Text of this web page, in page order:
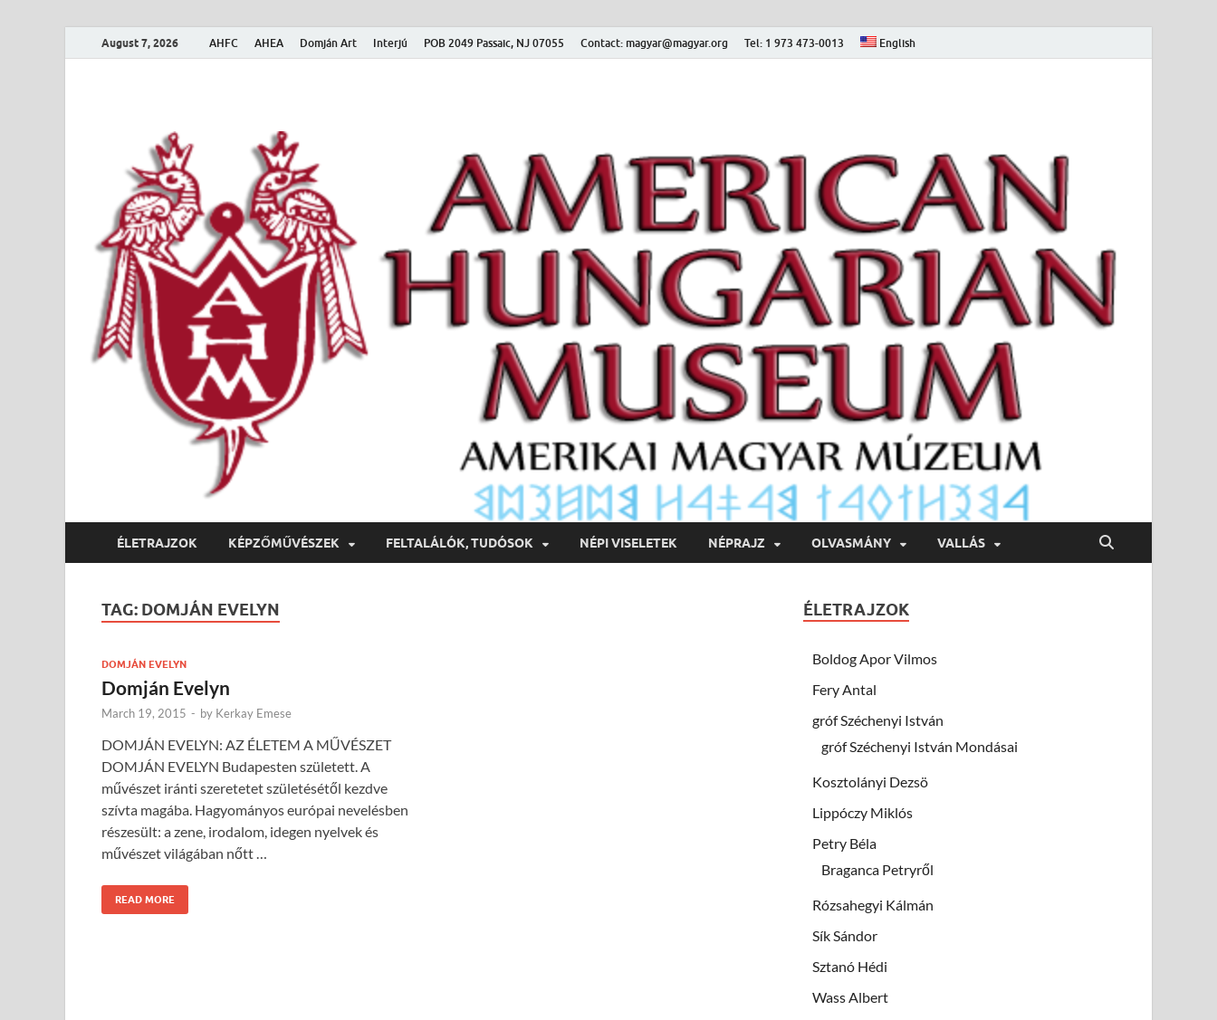
August 7, 2026 AHFC AHEA Domján Art Interjú POB 2049 Passaic, NJ 07055 Contact: magyar@magyar.org Tel: 1 973 473-0013 English
Amerikai Magyar Múzeum
ÉLETRAJZOK KÉPZŐMŰVÉSZEK FELTALÁLÓK, TUDÓSOK NÉPI VISELETEK NÉPRAJZ OLVASMÁNY VALLÁS
TAG: DOMJÁN EVELYN
DOMJÁN EVELYN
Domján Evelyn
March 19, 2015 - by Kerkay Emese
DOMJÁN EVELYN: AZ ÉLETEM A MŰVÉSZET
DOMJÁN EVELYN Budapesten született. A
művészet iránti szeretetet születésétől kezdve
szívta magába. Hagyományos európai nevelésben
részesült: a zene, irodalom, idegen nyelvek és
művészet világában nőtt …
READ MORE
ÉLETRAJZOK
Boldog Apor Vilmos
Fery Antal
gróf Széchenyi István
gróf Széchenyi István Mondásai
Kosztolányi Dezsö
Lippóczy Miklós
Petry Béla
Braganca Petryről
Rózsahegyi Kálmán
Sík Sándor
Sztanó Hédi
Wass Albert